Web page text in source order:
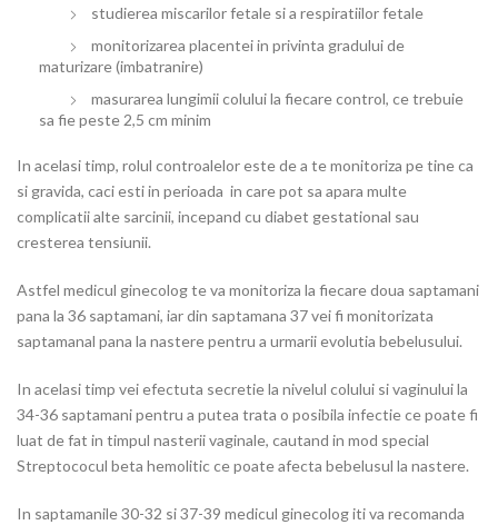
studierea miscarilor fetale si a respiratiilor fetale
monitorizarea placentei in privinta gradului de
maturizare (imbatranire)
masurarea lungimii colului la fiecare control, ce trebuie
sa fie peste 2,5 cm minim
In acelasi timp, rolul controalelor estede a te monitoriza pe tine ca
si gravida, caci esti in perioada in care pot sa apara multe
complicatii alte sarcinii, incepand cu diabet gestational sau
cresterea tensiunii.
Astfel medicul ginecolog te va monitoriza la fiecare doua saptamani
pana la 36 saptamani, iar din saptamana 37 vei fi monitorizata
saptamanal pana la nastere pentru a urmarii evolutia bebelusului.
In acelasi timp vei efectuta secretie la nivelul colului si vaginului la
34-36 saptamani pentru a putea trata o posibila infectie ce poate fi
luat de fat in timpul nasterii vaginale, cautand in mod special
Streptococul beta hemolitic ce poate afecta bebelusul la nastere.
In saptamanile 30-32 si 37-39 medicul ginecolog iti va recomanda